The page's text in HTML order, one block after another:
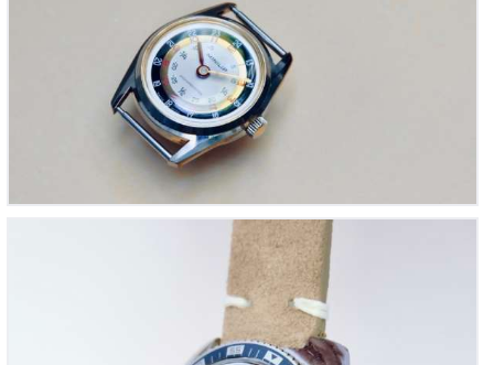
Wenger, Plongeuse Vintage